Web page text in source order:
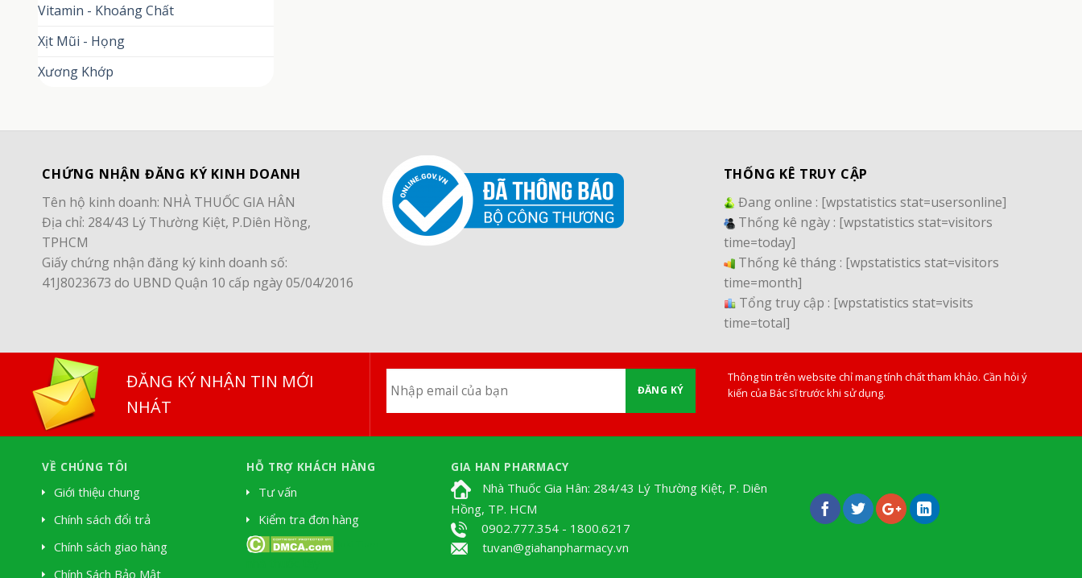
Vitamin - Khoáng Chất
Xịt Mũi - Họng
Xương Khớp
CHỨNG NHẬN ĐĂNG KÝ KINH DOANH
Tên hộ kinh doanh: NHÀ THUỐC GIA HÂN
Địa chỉ: 284/43 Lý Thường Kiệt, P.Diên Hồng,
TPHCM
Giấy chứng nhận đăng ký kinh doanh số:
41J8023673 do UBND Quận 10 cấp ngày 05/04/2016
THỐNG KÊ TRUY CẬP
Đang online : [wpstatistics stat=usersonline]
Thống kê ngày : [wpstatistics stat=visitors
time=today]
Thống kê tháng : [wpstatistics stat=visitors
time=month]
Tổng truy cập : [wpstatistics stat=visits
time=total]
ĐĂNG KÝ NHẬN TIN MỚI
NHÁT
ĐĂNG KÝ
Thông tin trên website chỉ mang tính chất tham khảo. Cần hỏi ý
kiến của Bác sĩ trước khi sử dụng.
VỀ CHÚNG TÔI
Giới thiệu chung
Chính sách đổi trả
Chính sách giao hàng
Chính Sách Bảo Mật
HỖ TRỢ KHÁCH HÀNG
Tư vấn
Kiểm tra đơn hàng
GIA HAN PHARMACY
Nhà Thuốc Gia Hân: 284/43 Lý Thường Kiệt, P. Diên
Hồng, TP. HCM
0902.777.354 - 1800.6217
tuvan@giahanpharmacy.vn